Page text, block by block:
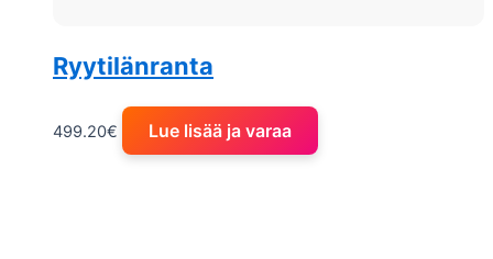
Ryytilänranta
499.20€ Lue lisää ja varaa